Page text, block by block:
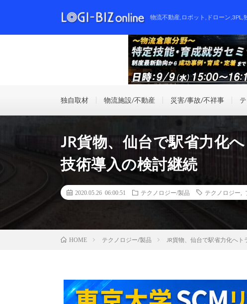
物流不動産,ロボット,ドローン
独自取材 物流施設/不動産 災害/事故/不祥事
JR貨物、仙台で駅省力化
技術導入の検討継続
2020.05.26 06:00:51 テクノロジー/製品 テクノロジー
HOME テクノロジー/製品 JR貨物、仙台で駅省力化へ